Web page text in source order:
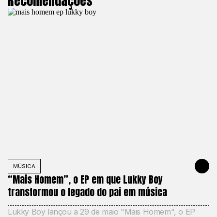
MÚSICA 2 DE
“Mais Homem”, o EP em que Lukky Boy
transformou o legado do pai em música
Lukky Boy lançou a 29 de maio "Mais Homem", o EP